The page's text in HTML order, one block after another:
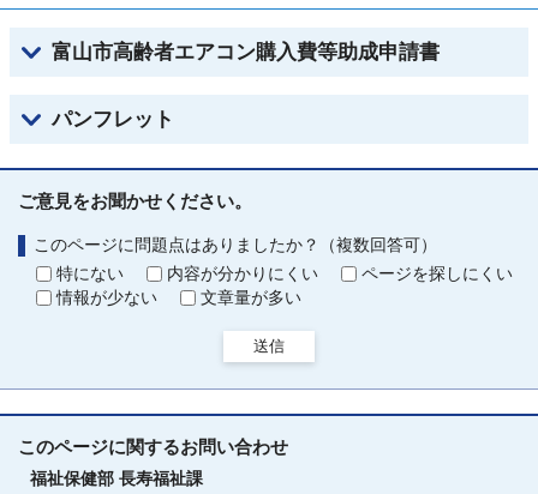
富山市高齢者エアコン購入費等助成申請書
パンフレット
ご意見をお聞かせください。
このページに問題点はありましたか？（複数回答可）
特にない
内容が分かりにくい
ページを探しにくい
情報が少ない
文章量が多い
送信
このページに関するお問い合わせ
福祉保健部 長寿福祉課